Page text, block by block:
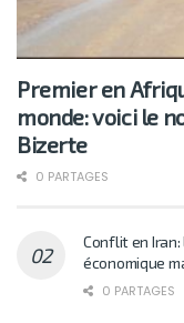
Premier en
monde: voici le
Bizerte
0 PARTAGES
Conflit en Iran:
économique
0 PARTAGES